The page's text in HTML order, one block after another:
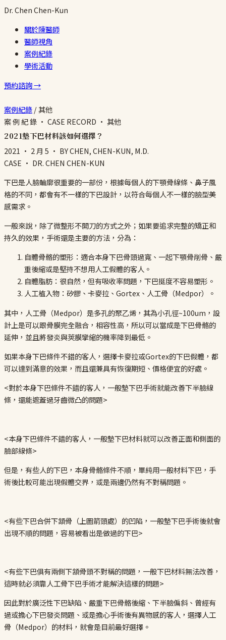
Dr.ChenChen-Kun
關於陳醫師
醫師視角
案例紀錄
學術活動
預約諮詢 →
案例紀錄/其他
案 例 紀 錄 · CASE RECORD · 其他
2021墊下巴材料該如何選擇？
2021 · 2 月 5 · BY CHEN, CHEN-KUN, M.D.
CASE · DR. CHEN CHEN-KUN
下巴是人臉輪廓很重要的一部份，根據每個人的下顎骨線條、鼻子風
格的不同，都會有不一樣的下巴設計，以符合每個人不一樣的臉型美
感需求。
一般來說，除了微整形不開刀的方式之外；如果要追求完整的矯正和
持久的效果，手術還是主要的方法，分為：
自體骨骼的塑形：適合本身下巴骨頭過寬、一起下顎骨削骨、嚴
重後縮或是堅持不想用人工假體的客人。
自體脂肪：很自然，但有吸收率問題，下巴挺度不容易塑形。
人工植入物：矽膠、卡麥拉、Gortex、人工骨（Medpor）。
其中，人工骨（Medpor）是多孔的聚乙烯，其為小孔徑~100um，設
計上是可以跟骨膜完全融合，相容性高，所以可以當成是下巴骨骼的
延伸，並且將發炎與莢膜攣縮的機率降到最低。
如果本身下巴條件不錯的客人，選擇卡麥拉或Gortex的下巴假體，都
可以達到滿意的效果，而且還兼具有恢復期短、價格便宜的好處。
<對於本身下巴條件不錯的客人，一般墊下巴手術就能改善下半臉線
條，還能遮蓋過牙齒微凸的問題>
<本身下巴條件不錯的客人，一般墊下巴材料就可以改善正面和側面的
臉部線條>
但是，有些人的下巴，本身骨骼條件不順，單純用一般材料下巴，手
術後比較可能出現假體交界，或是兩邊仍然有不對稱問題。
<有些下巴合併下頷骨（上圖箭頭處）的凹陷，一般墊下巴手術後就會
出現不順的問題，容易被看出是做過的下巴>
<有些下巴俱有兩側下頷骨頭不對稱的問題，一般下巴材料無法改善，
這時就必須靠人工骨下巴手術才能解決這樣的問題>
因此對於廣泛性下巴缺陷、嚴重下巴骨骼後縮、下半臉偏斜、曾經有
過或擔心下巴發炎問題、或是擔心手術後有異物感的客人，選擇人工
骨（Medpor）的材料，就會是目前最好選擇。